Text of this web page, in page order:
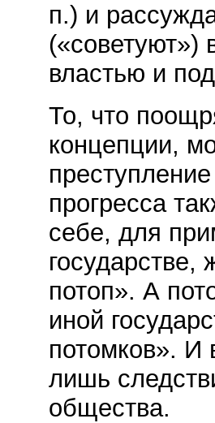
п.) и
(«советуют»)
властью и
То, что
концепции,
прогресса
себе, для
потоп». А
иной
потомков». И
лишь
общества.